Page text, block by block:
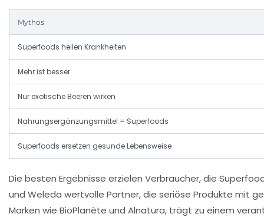
Mythos
Superfoods heilen Krankheiten
Mehr ist besser
Nur exotische Beeren wirken
Nahrungsergänzungsmittel = Superfoods
Superfoods ersetzen gesunde Lebensweise
Die besten Ergebnisse erzielen Verbraucher, die
und Weleda wertvolle Partner, die seriöse Produkte mit
Marken wie BioPlanète und Alnatura, trägt zu einem